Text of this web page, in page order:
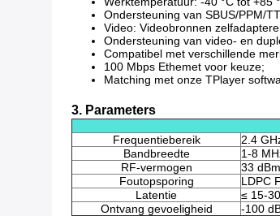
Ondersteuning van SBUS/PPM/
Video: Videobronnen
Ondersteuning van video- en
Compatibel met verschillende
100 Mbps Ethemet voor keuze;
Matching met onze TPlayer
3. Parameters
Frequentiebereik
2.4
Bandbreedte
1-8
RF-vermogen
33
Foutopsporing
LDPC
Latentie
≤ 15-
Ontvang gevoeligheid
-100